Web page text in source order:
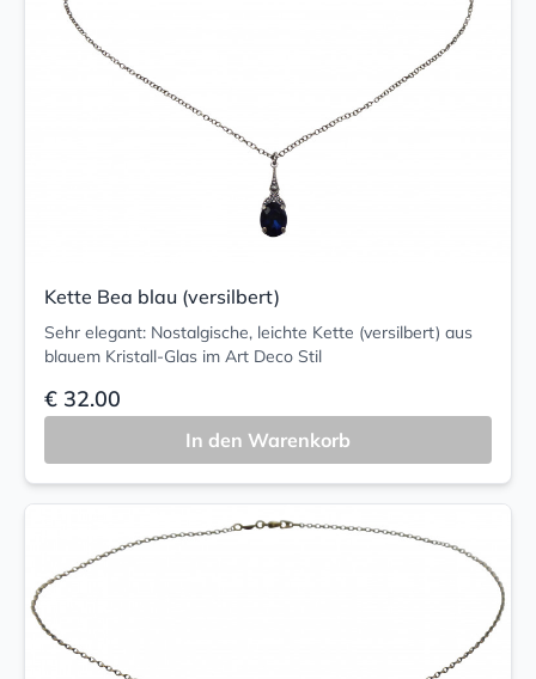
Kette Bea blau (versilbert)
Sehr elegant: Nostalgische, leichte Kette (versilbert) aus
blauem Kristall-Glas im Art Deco Stil
€ 32.00
In den Warenkorb